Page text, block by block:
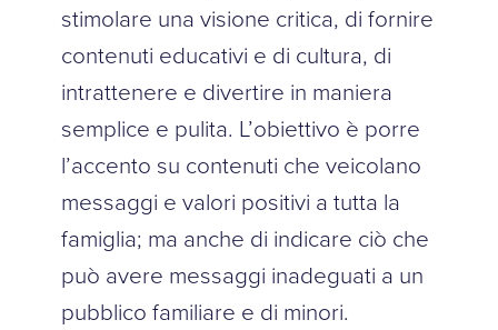
stimolare una visione critica, di fornire
contenuti educativi e di cultura, di
intrattenere e divertire in maniera
semplice e pulita. L’obiettivo è porre
l’accento su contenuti che veicolano
messaggi e valori positivi a tutta la
famiglia; ma anche di indicare ciò che
può avere messaggi inadeguati a un
pubblico familiare e di minori.